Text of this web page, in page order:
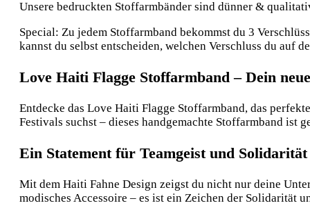
Unsere bedruckten Stoffarmbänder sind dünner &
Special: Zu jedem Stoffarmband bekommst du 3
kannst du selbst entscheiden, welchen Verschluss du auf
Love Haiti Flagge Stoffarmband – Dein
Entdecke das Love Haiti Flagge Stoffarmband, das
Festivals suchst – dieses handgemachte Stoffarmband ist
Ein Statement für Teamgeist und Solidarität
Mit dem Haiti Fahne Design zeigst du nicht nur deine
modisches Accessoire – es ist ein Zeichen der Solidarität